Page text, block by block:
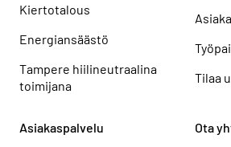
Kiertotalous
Energiansäästö
Tampere hiilineutraalina
toimijana
Tilaa
Asiakaspalvelu Ota